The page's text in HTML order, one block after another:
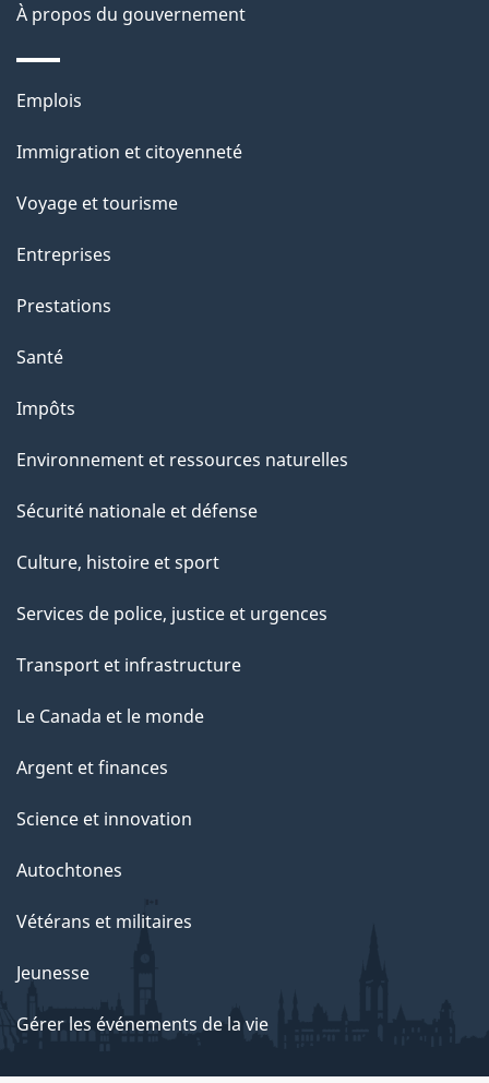
p
a
À propos du gouvernement
Thèmes
sujets
Emplois
Immigration et citoyenneté
Voyage et tourisme
Entreprises
Prestations
Santé
Impôts
Environnement et ressources naturelles
Sécurité nationale et défense
Culture, histoire et sport
Services de police, justice et urgences
Transport et infrastructure
Le Canada et le monde
Argent et finances
Science et innovation
Autochtones
Vétérans et militaires
Jeunesse
Gérer les événements de la vie